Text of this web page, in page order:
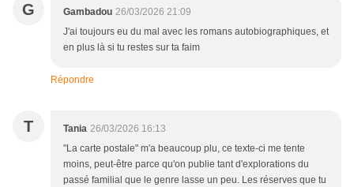
G Gambadou 26/03/2026 21:09
J'ai toujours eu du mal avec les romans autobiographiques, et
en plus là si tu restes sur ta faim
Répondre
T Tania 26/03/2026 16:13
"La carte postale" m'a beaucoup plu, ce texte-ci me tente
moins, peut-être parce qu'on publie tant d'explorations du
passé familial que le genre lasse un peu. Les réserves que tu